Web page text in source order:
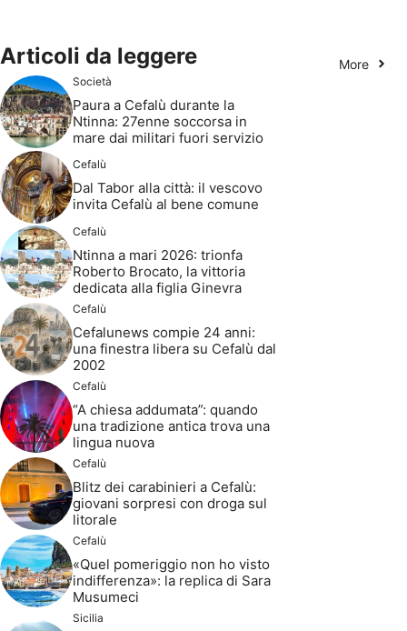
Articoli da leggere More
Società
Paura a Cefalù durante la
Ntinna: 27enne soccorsa in
mare dai militari fuori servizio
Cefalù
Dal Tabor alla città: il vescovo
invita Cefalù al bene comune
Cefalù
Ntinna a mari 2026: trionfa
Roberto Brocato, la vittoria
dedicata alla figlia Ginevra
Cefalù
Cefalunews compie 24 anni:
una finestra libera su Cefalù dal
2002
Cefalù
“A chiesa addumata”: quando
una tradizione antica trova una
lingua nuova
Cefalù
Blitz dei carabinieri a Cefalù:
giovani sorpresi con droga sul
litorale
Cefalù
«Quel pomeriggio non ho visto
indifferenza»: la replica di Sara
Musumeci
Sicilia